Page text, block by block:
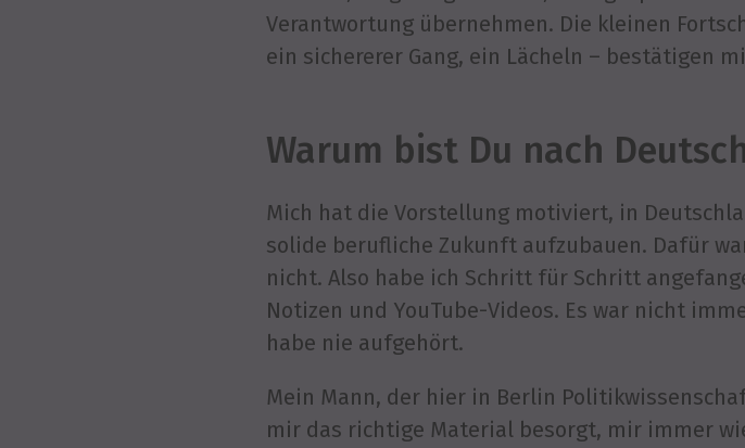
Verantwortung übernehmen. Die kleinen
ein sichererer Gang, ein Lächeln – bestätigen
Warum bist Du nach
Mich hat die Vorstellung motiviert, in
solide berufliche Zukunft aufzubauen. Dafür
nicht. Also habe ich Schritt für Schritt
Notizen und YouTube-Videos. Es war nicht
habe nie aufgehört.
Mein Mann, der hier in Berlin
mir das richtige Material besorgt, mir immer